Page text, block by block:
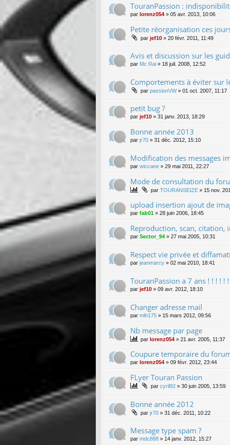
TouranPassion :
par lorenz054 » 05 avr. 2013, 10:06
Petite réorganisation ces
par jef10 » 20 févr. 2011, 11:49
Avis et discussion sur les
par Mc Rai » 18 juil. 2008, 12:52
Comportements à éviter sur
par passionVW» 01 oct. 2007, 11:17
petit bug ?
par jef10 » 31 janv. 2013, 18:29
Bonne année 2013
par jr70 » 31 déc. 2012, 15:10
Modification des messages
par wiccane » 29 mai 2011, 22:27
Mode de consultation du
par TOURANSEIZE » 15 nov.
upload insertion ajout de
par fab01 » 28 juin 2006, 18:45
Reproduction, scan, citation,
par Sector_94 » 27 mai 2005, 10:31
Respect vie privée et
par jeanmarcy » 02 mai 2010, 18:41
TouranPassion a 7 ans ! ! ! ! !
par jef10 » 09 avr. 2012, 18:10
Changer adresse mail
par mlh175 » 15 mars 2012, 09:56
Nb message par page
par lorenz054 » 21 avr. 2005, 11:37
Coupure temporaire du
par lorenz054 » 09 févr. 2012, 23:44
FLyer Touran Passion
par cyril92 » 30 juin 2005, 13:59
Bonne année 2012
par jr70 » 31 déc. 2011, 10:22
Message type spam ?
par mdc888 » 14 janv. 2012, 15:27